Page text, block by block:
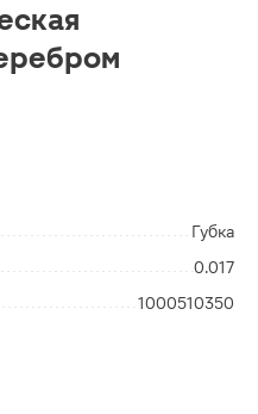
Губка
0.017
1000510350